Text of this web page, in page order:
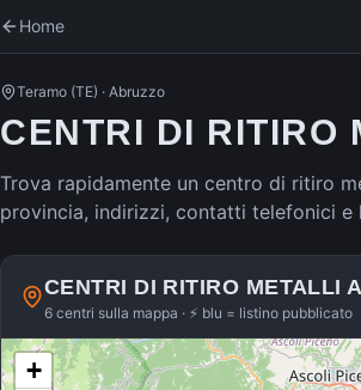
Home
Teramo (TE) · Abruzzo
CENTRI DI RITIRO
Trova rapidamente un centro di ritiro
provincia, indirizzi, contatti telefonici
CENTRI DI RITIRO METALLI
6 centri sulla mappa · ⚡ blu = listino pubblicato
+